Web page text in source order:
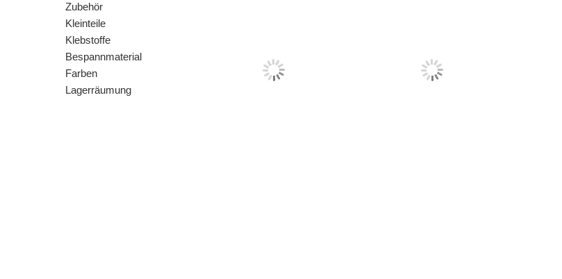
Zubehör
Kleinteile
Klebstoffe
Bespannmaterial
Farben
Lagerräumung